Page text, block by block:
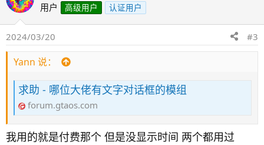
用户 高级用户 认证用户
2024/03/20 #3
Yann 说：
求助 - 哪位大佬有文字对话框的模组
forum.gtaos.com
我用的就是付费那个 但是没显示时间 两个都用过